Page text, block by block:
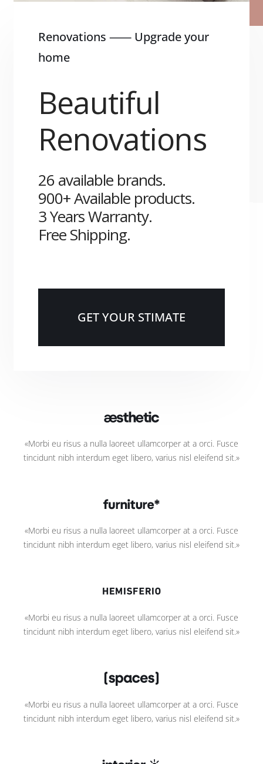
Contacto
Renovations ⸺ Upgrade your
home
Beautiful
Renovations
26 available brands.
900+ Available products.
3 Years Warranty.
Free Shipping.
GET YOUR STIMATE
«Morbi eu risus a nulla laoreet ullamcorper at a orci. Fusce
tincidunt nibh interdum eget libero, varius nisl eleifend sit.»
«Morbi eu risus a nulla laoreet ullamcorper at a orci. Fusce
tincidunt nibh interdum eget libero, varius nisl eleifend sit.»
«Morbi eu risus a nulla laoreet ullamcorper at a orci. Fusce
tincidunt nibh interdum eget libero, varius nisl eleifend sit.»
«Morbi eu risus a nulla laoreet ullamcorper at a orci. Fusce
tincidunt nibh interdum eget libero, varius nisl eleifend sit.»